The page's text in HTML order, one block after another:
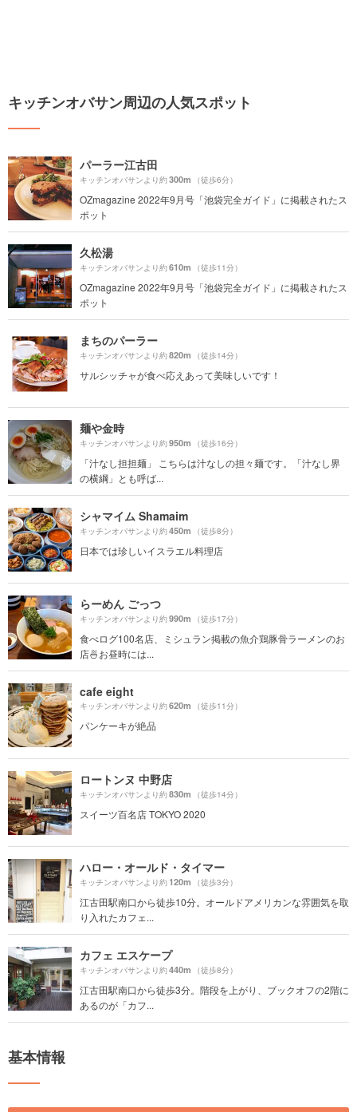
キッチンオバサン周辺の人気スポット
パーラー江古田
キッチンオバサンより約300m （徒歩6分）
OZmagazine 2022年9月号「池袋完全ガイド」に掲載されたス
ポット
久松湯
キッチンオバサンより約610m （徒歩11分）
OZmagazine 2022年9月号「池袋完全ガイド」に掲載されたス
ポット
まちのパーラー
キッチンオバサンより約820m （徒歩14分）
サルシッチャが食べ応えあって美味しいです！
麺や金時
キッチンオバサンより約950m （徒歩16分）
「汁なし担担麺」 こちらは汁なしの担々麺です。「汁なし界
の横綱」とも呼ば...
シャマイム Shamaim
キッチンオバサンより約450m （徒歩8分）
日本では珍しいイスラエル料理店
らーめん ごっつ
キッチンオバサンより約990m （徒歩17分）
食べログ100名店、ミシュラン掲載の魚介鶏豚骨ラーメンのお
店🍜お昼時には...
cafe eight
キッチンオバサンより約620m （徒歩11分）
パンケーキが絶品
ロートンヌ 中野店
キッチンオバサンより約830m （徒歩14分）
スイーツ百名店 TOKYO 2020
ハロー・オールド・タイマー
キッチンオバサンより約120m （徒歩3分）
江古田駅南口から徒歩10分。オールドアメリカンな雰囲気を取
り入れたカフェ...
カフェ エスケープ
キッチンオバサンより約440m （徒歩8分）
江古田駅南口から徒歩3分。階段を上がり、ブックオフの2階に
あるのが「カフ...
基本情報